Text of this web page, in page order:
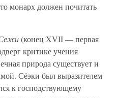
монарх должен почитать
(конец XVII — первая
критике учения
природа существует и
Сёэки был выразителем
к господствующему